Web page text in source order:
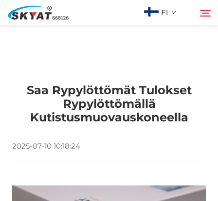
FI
Vaanattomaton kutistusmuovauskone
Video & Sovellus
Projektit
Saa Rypylöttömät Tulokset
Rypylöttömällä
Kutistusmuovauskoneella
2025-07-10 10:18:24